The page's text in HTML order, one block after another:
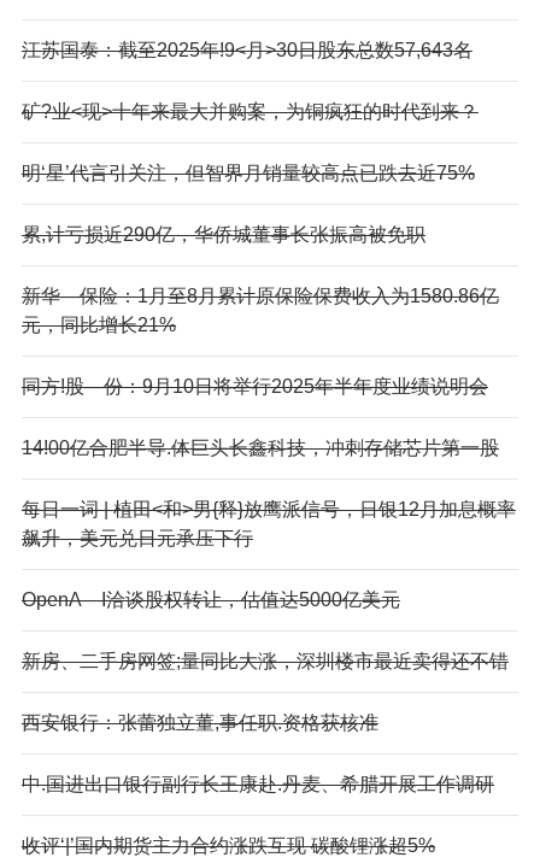
江苏国泰：截至2025年!9<月>30日股东总数57,643名
矿?业<现>十年来最大并购案，为铜疯狂的时代到来？
明‘星’代言引关注，但智界月销量较高点已跌去近75%
累,计亏损近290亿，华侨城董事长张振高被免职
新华—保险：1月至8月累计原保险保费收入为1580.86亿
元，同比增长21%
同方!股—份：9月10日将举行2025年半年度业绩说明会
14!00亿合肥半导.体巨头长鑫科技，冲刺存储芯片第一股
每日一词 | 植田<和>男{释}放鹰派信号，日银12月加息概率
飙升，美元兑日元承压下行
OpenA—I洽谈股权转让，估值达5000亿美元
新房、二手房网签;量同比大涨，深圳楼市最近卖得还不错
西安银行：张蕾独立董,事任职.资格获核准
中.国进出口银行副行长王康赴.丹麦、希腊开展工作调研
收评‘|’国内期货主力合约涨跌互现 碳酸锂涨超5%